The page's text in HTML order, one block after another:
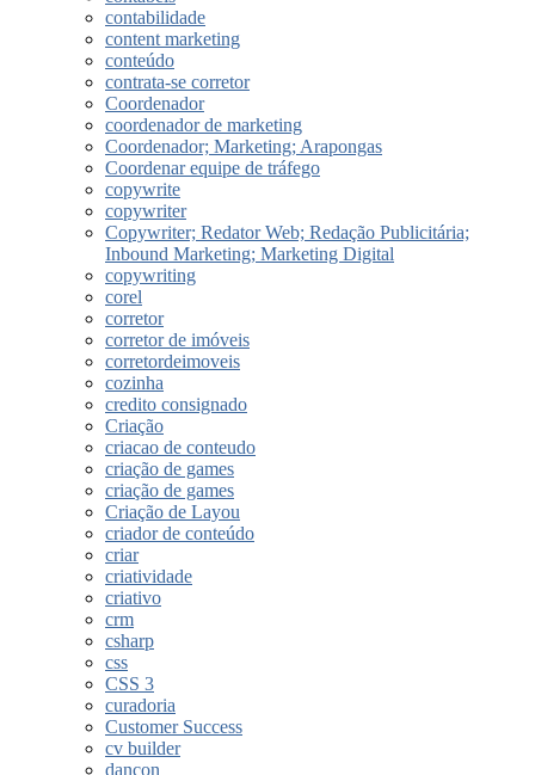
contabilidade
content marketing
conteúdo
contrata-se corretor
Coordenador
coordenador de marketing
Coordenador; Marketing; Arapongas
Coordenar equipe de tráfego
copywrite
copywriter
Copywriter; Redator Web; Redação Publicitária;
Inbound Marketing; Marketing Digital
copywriting
corel
corretor
corretor de imóveis
corretordeimoveis
cozinha
credito consignado
Criação
criacao de conteudo
criação de games
criação de games
Criação de Layou
criador de conteúdo
criar
criatividade
criativo
crm
csharp
css
CSS 3
curadoria
Customer Success
cv builder
dancon